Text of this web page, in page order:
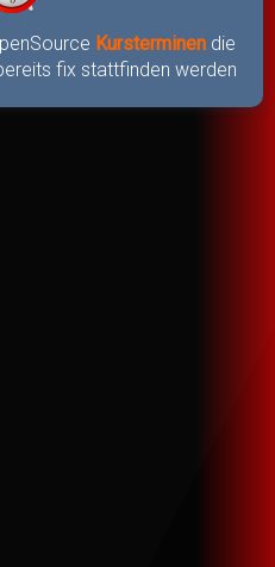
Kursterminen die
fix stattfinden werden